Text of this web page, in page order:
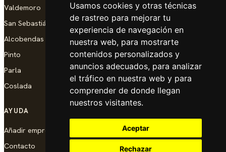
Usamos cookies y otras técnicas
de rastreo para mejorar tu
experiencia de navegación en
nuestra web, para mostrarte
contenidos personalizados y
anuncios adecuados, para analizar
el tráfico en nuestra web y para
comprender de donde llegan
nuestros visitantes.
Aceptar
Rechazar
Valdemoro
San Sebastián de los Reyes
Alcobendas
Pinto
Parla
Coslada
AYUDA
Añadir empresa
Contacto